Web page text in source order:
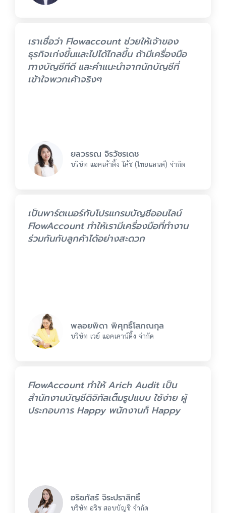
เราเชื่อว่า Flowaccount ช่วยให้เจ้าของ
ธุรกิจเก่งขึ้นและไปได้ไกลขึ้น ถ้ามีเครื่องมือ
ทางบัญชีทีดี และคำแนะนำจากนักบัญชีที่
เข้าใจพวกเค้าจริงๆ
ยลวรรณ จิรวัชรเดช
บริษัท แอคเค้าติ้ง โค้ช (ไทยแลนด์) จำกัด
เป็นพาร์ตเนอร์กับโปรแกรมบัญชีออนไลน์
FlowAccount ทำให้เรามีเครื่องมือที่ทำงาน
ร่วมกันกับลูกค้าได้อย่างสะดวก
พลอยพิดา พิศุทธิ์โสภณกุล
บริษัท เวย์ แอคเคาน์ติ้ง จำกัด
FlowAccount ทำให้ Arich Audit เป็น
สำนักงานบัญชีดิจิทัลเต็มรูปแบบ ใช้ง่าย ผู้
ประกอบการ Happy พนักงานก็ Happy
อริชภัสร์ จิระปราสิทธิ์
บริษัท อริช สอบบัญชี จำกัด